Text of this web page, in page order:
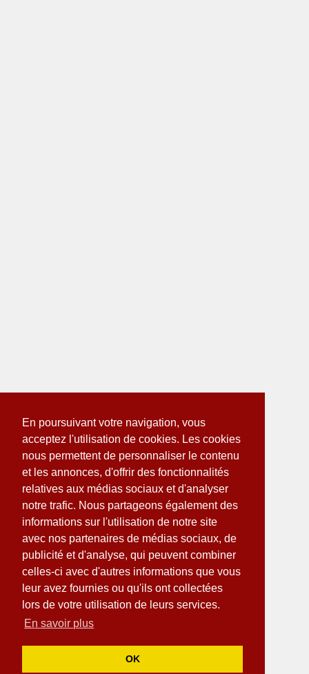
En poursuivant votre navigation, vous
acceptez l'utilisation de cookies. Les cookies
nous permettent de personnaliser le contenu
et les annonces, d'offrir des fonctionnalités
relatives aux médias sociaux et d'analyser
notre trafic. Nous partageons également des
informations sur l'utilisation de notre site
avec nos partenaires de médias sociaux, de
publicité et d'analyse, qui peuvent combiner
celles-ci avec d'autres informations que vous
leur avez fournies ou qu'ils ont collectées
lors de votre utilisation de leurs services.
En savoir plus
OK